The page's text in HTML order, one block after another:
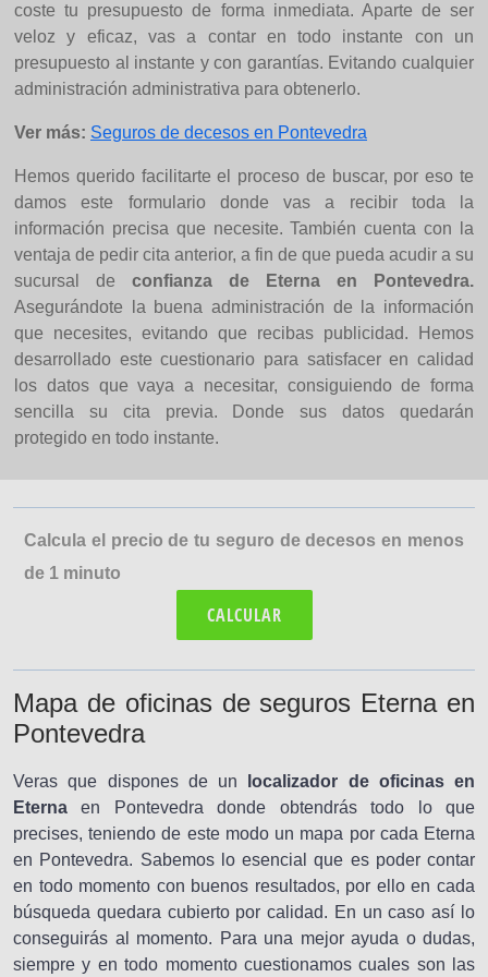
coste tu presupuesto de forma inmediata. Aparte de ser
veloz y eficaz, vas a contar en todo instante con un
presupuesto al instante y con garantías. Evitando cualquier
administración administrativa para obtenerlo.
Ver más: Seguros de decesos en Pontevedra
Hemos querido facilitarte el proceso de buscar, por eso te
damos este formulario donde vas a recibir toda la
información precisa que necesite. También cuenta con la
ventaja de pedir cita anterior, a fin de que pueda acudir a su
sucursal de confianza de Eterna en Pontevedra.
Asegurándote la buena administración de la información
que necesites, evitando que recibas publicidad. Hemos
desarrollado este cuestionario para satisfacer en calidad
los datos que vaya a necesitar, consiguiendo de forma
sencilla su cita previa. Donde sus datos quedarán
protegido en todo instante.
Calcula el precio de tu seguro de decesos en menos
de 1 minuto
CALCULAR
Mapa de oficinas de seguros Eterna en
Pontevedra
Veras que dispones de un
localizador de oficinas en
Eterna en Pontevedra donde obtendrás todo lo que
precises, teniendo de este modo un mapa por cada Eterna
en Pontevedra. Sabemos lo esencial que es poder contar
en todo momento con buenos resultados, por ello en cada
búsqueda quedara cubierto por calidad. En un caso así lo
conseguirás al momento. Para una mejor ayuda o dudas,
siempre y en todo momento cuestionamos cuales son las